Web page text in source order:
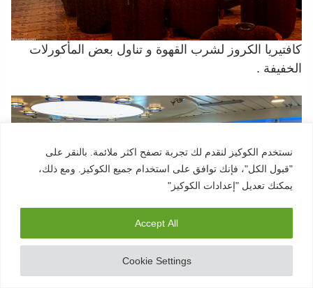
نستخدم الكوكيز لنقدم لك تجربة تصفح اكثر ملائمة. بالنقر على
"قبول الكل"، فإنك توافق على استخدام جميع الكوكيز. ومع ذلك،
يمكنك تعديل "إعدادات الكوكيز"
Cookie Settings
Accept All
كافتيريا الكروز لشرب القهوة و تناول بعض المأكورلات
الخفيفة .